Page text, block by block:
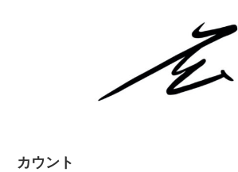
カウント